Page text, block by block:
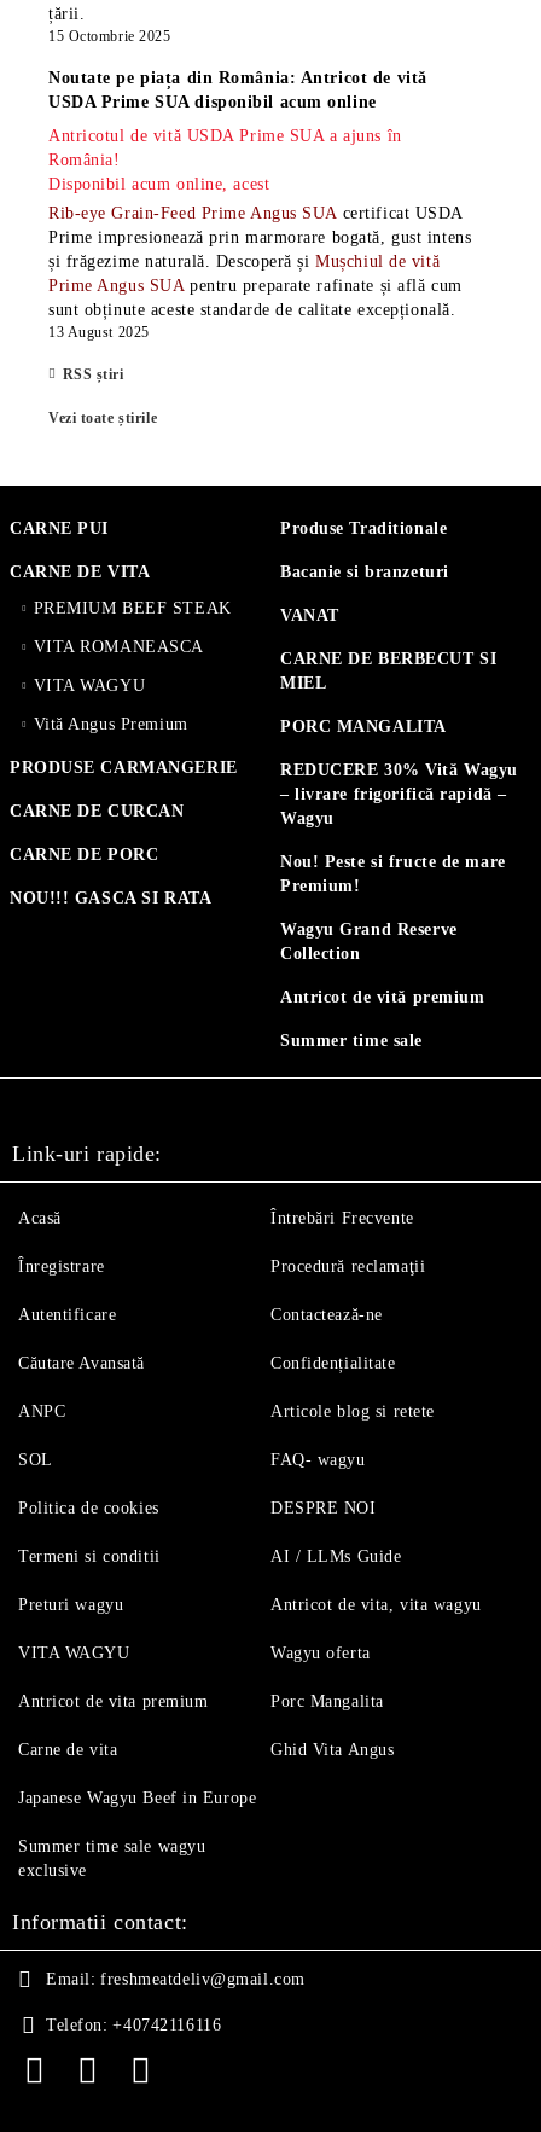
țării.
15 Octombrie 2025
Noutate pe piața din România: Antricot de vită
USDA Prime SUA disponibil acum online
Antricotul de vită USDA Prime SUA a ajuns în
România!
Disponibil acum online, acest
Rib-eye Grain-Feed Prime Angus SUA certificat USDA
Prime impresionează prin marmorare bogată, gust intens
și frăgezime naturală. Descoperă șiMușchiul de vită
Prime Angus SUA pentru preparate rafinate și află cum
sunt obținute aceste standarde de calitate excepțională.
13 August 2025
RSS știri
Vezi toate știrile
CARNE PUI
CARNE DE VITA
PREMIUM BEEF STEAK
VITA ROMANEASCA
VITA WAGYU
Vită Angus Premium
PRODUSE CARMANGERIE
CARNE DE CURCAN
CARNE DE PORC
NOU!!! GASCA SI RATA
Produse Traditionale
Bacanie si branzeturi
VANAT
CARNE DE BERBECUT SI
MIEL
PORC MANGALITA
REDUCERE 30% Vită Wagyu
– livrare frigorifică rapidă –
Wagyu
Nou! Peste si fructe de mare
Premium!
Wagyu Grand Reserve
Collection
Antricot de vită premium
Summer time sale
Link-uri rapide:
Acasă
Înregistrare
Autentificare
Căutare Avansată
Întrebări Frecvente
Procedură reclamaţii
Contactează-ne
Confidențialitate
ANPC
SOL
Politica de cookies
Termeni si conditii
Articole blog si retete
FAQ- wagyu
DESPRE NOI
AI / LLMs Guide
Preturi wagyu
VITA WAGYU
Antricot de vita premium
Carne de vita
Antricot de vita, vita wagyu
Wagyu oferta
Porc Mangalita
Ghid Vita Angus
Japanese Wagyu Beef in Europe
Summer time sale wagyu
exclusive
Informatii contact:
Email: freshmeatdeliv@gmail.com
Telefon: +40742116116